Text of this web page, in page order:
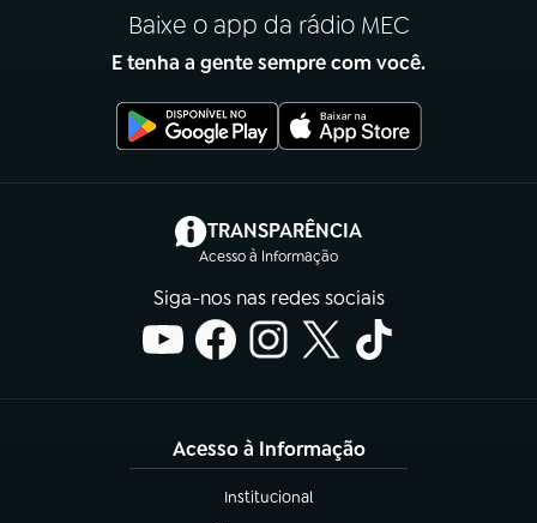
Baixe o app da rádio MEC
E tenha a gente sempre com você.
TRANSPARÊNCIA
Acesso à Informação
(abre em nova aba)
Siga-nos nas redes sociais
Acesso à Informação
Institucional
(abre em nova aba)